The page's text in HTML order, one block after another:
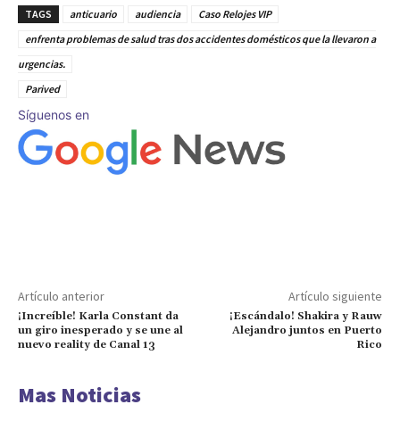
TAGS anticuario audiencia
Caso Relojes VIP
enfrenta problemas de salud tras dos accidentes domésticos que la llevaron a
urgencias.
Parived
Síguenos en
Artículo anterior
¡Increíble! Karla Constant da
un giro inesperado y se une al
nuevo reality de Canal 13
Artículo siguiente
¡Escándalo! Shakira y Rauw
Alejandro juntos en Puerto
Rico
Mas Noticias